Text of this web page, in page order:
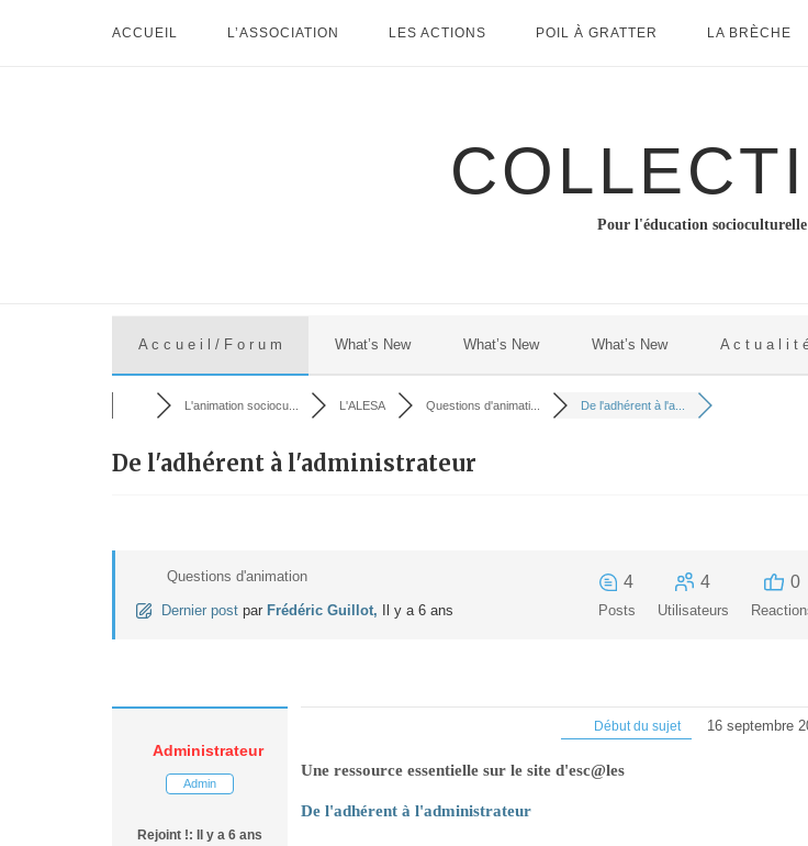
ACCUEIL L’ASSOCIATION LES ACTIONS POIL À GRATTER LA BRÈCHE
Pour l'éducation socioculturelle
A c c u e i l / F o r u m What’s New What’s New What’s New A c t u a l i t
L'animation sociocu... L'ALESA Questions d'animati... De l'adhérent à l'a...
De l'adhérent à l'administrateur
Questions d'animation
Dernier post par Frédéric Guillot, Il y a 6 ans
4
Posts
4
Utilisateurs
0
Administrateur
Admin
Rejoint !: Il y a 6 ans
Début du sujet 16 septembre
Une ressource essentielle sur le site d'esc@les
De l'adhérent à l'administrateur